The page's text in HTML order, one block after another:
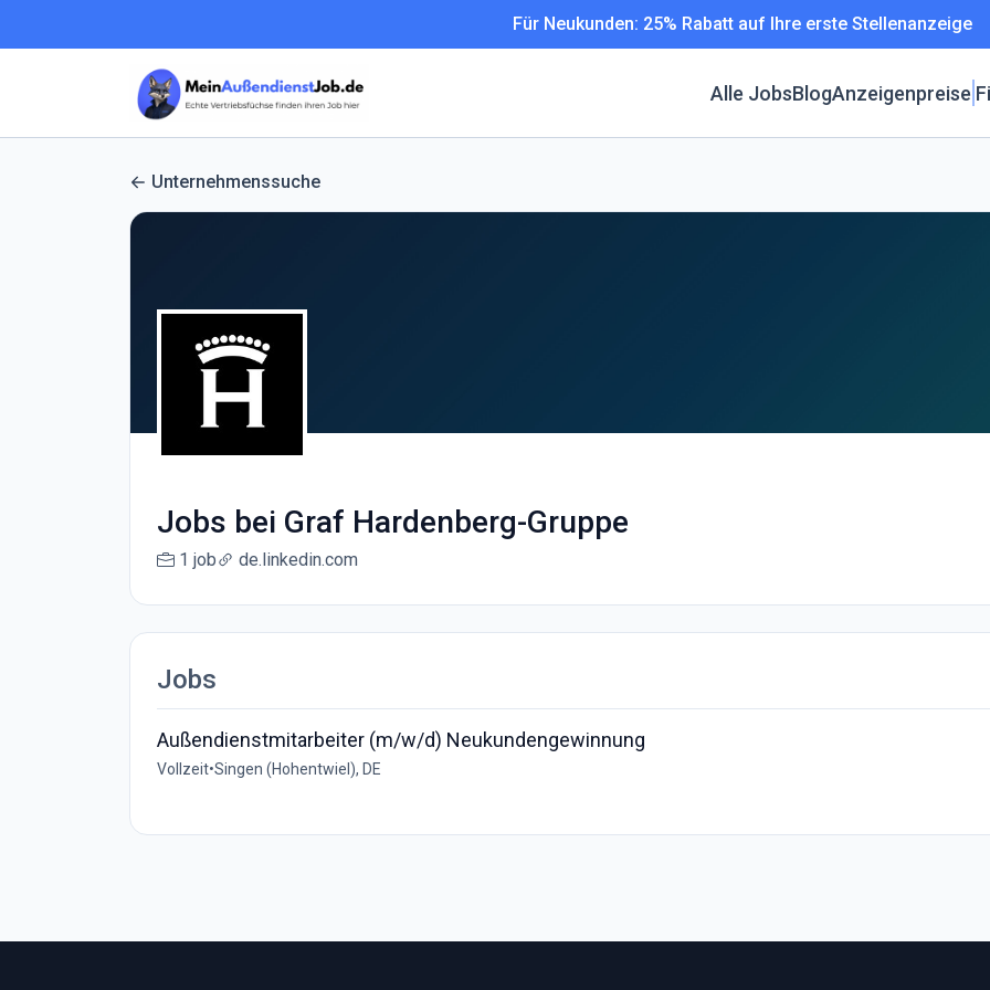
Für Neukunden: 25% Rabatt auf Ihre erste Stellenanzeige
Alle JobsBlogAnzeigenpreise
Unternehmenssuche
Jobs bei Graf Hardenberg-Gruppe
1 job de.linkedin.com
Jobs
Außendienstmitarbeiter (m/w/d) Neukundengewinnung
Vollzeit•Singen (Hohentwiel), DE